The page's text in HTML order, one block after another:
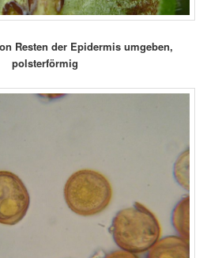
Resten der Epidermis umgeben,
polsterförmig